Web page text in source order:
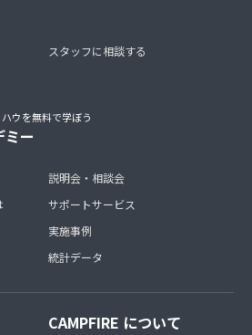
スタッフに相談する
ウを無料で学ぼう
ミー
説明会・相談会
サポートサービス
実施事例
統計データ
CAMPFIRE について